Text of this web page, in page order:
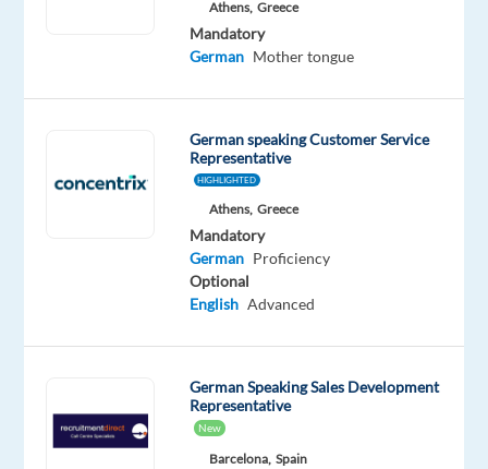
Mars
Am
Standort
Athens, Greece
Mandatory
German Mother tongue
German speaking Customer Service
Representative
HIGHLIGHTED
Athens, Greece
Mandatory
German Proficiency
Optional
English Advanced
German Speaking Sales Development
Representative
New
Barcelona, Spain